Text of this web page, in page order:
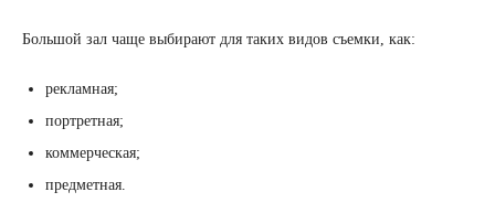
Большой зал чаще выбирают для таких видов съемки, как:
рекламная;
портретная;
коммерческая;
предметная.